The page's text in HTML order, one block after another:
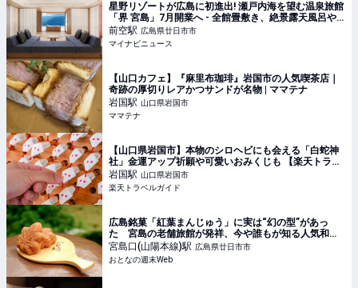
星野リゾートが広島に初進出! 瀬戸内海を望む温泉旅館
「界 宮島」7月開業へ - 全館畳敷き、絶景露天風呂や
古代サウナも
前空駅 広島県廿日市市
マイナビニュース
【山口カフェ】『麻里布珈琲』岩国市の人気喫茶店｜
奇跡の厚切りレアかつサンドが名物 | ママテナ
岩国駅 山口県岩国市
ママテナ
【山口県岩国市】本物のシロヘビにも会える「白蛇神
社」金運アップ祈願や可愛いおみくじも 【楽天トラベ
ル】
岩国駅 山口県岩国市
楽天トラベルガイド
広島銘菓「紅葉まんじゅう」に実は“幻の型”があっ
た 宮島の老舗旅館が発祥、今や誰もが知る人気和菓
子になった背景に迫る - おとなの週末Web
宮島口(山陽本線)駅 広島県廿日市市
おとなの週末Web